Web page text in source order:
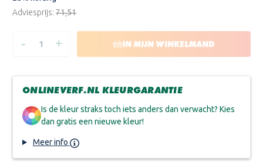
Adviesprijs: €71,51
HOEVEELHEID
PERMALINE
4SO
- HOEVEELHEID
PERMALINE
4SO
+ IN MIJN WINKELMAND
ONLINEVERF.NL KLEURGARANTIE
Is de kleur straks toch iets anders dan verwacht? Kies
dan gratis een nieuwe kleur!
Meer info